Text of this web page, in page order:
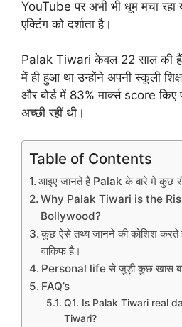
YouTube पर अभी भी धूम मचा रहा
एक्टिंग को दर्शाता है।
Palak Tiwari केवल 22 साल की हैं
में ही हुआ था उन्होंने अपनी स्कूली
और बोर्ड में 83% मार्क्स score किए
अच्छी रहीं थी।
Table of Contents
आइए जानते है Palak के बारे मे कुछ
Why Palak Tiwari is the
Bollywood?
कुछ ऐसे तथ्य जानने की कोशिश करते
वाकिफ है।
Personal life से जुड़ी कुछ खास
FAQ’s
Q1. Is Palak Tiwari real
Tiwari?